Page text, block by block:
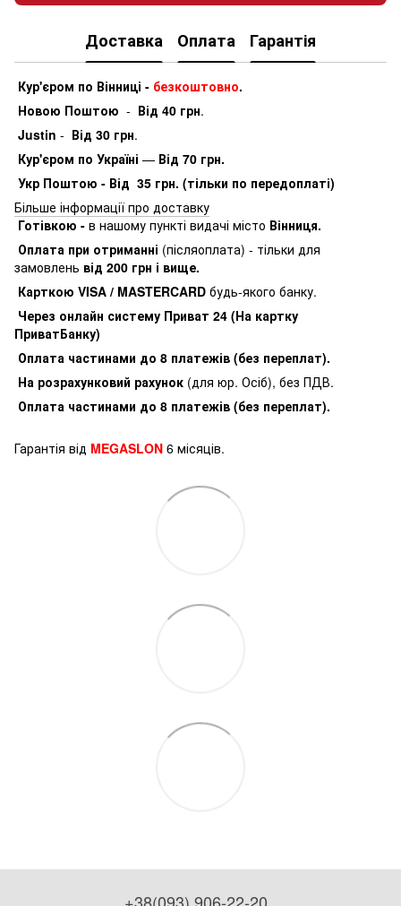
Доставка Оплата Гарантія
Кур'єром по Вінниці - безкоштовно.
Новою Поштою - Від 40 грн.
Justin - Від 30 грн.
Кур'єром по Україні — Від 70 грн.
Укр Поштою - Від 35 грн. (тільки по передоплаті)
Більше інформації про доставку
Готівкою - в нашому пункті видачі місто Вінниця.
Оплата при отриманні (післяоплата) - тільки для
замовлень від 200 грн і вище.
Карткою VISA / MASTERCARD будь-якого банку.
Через онлайн систему Приват 24 (На картку
ПриватБанку)
Оплата частинами до 8 платежів (без переплат).
На розрахунковий рахунок (для юр. Осіб), без ПДВ.
Оплата частинами до 8 платежів (без переплат).
Гарантія від MEGASLON 6 місяців.
+38(093) 906-22-20